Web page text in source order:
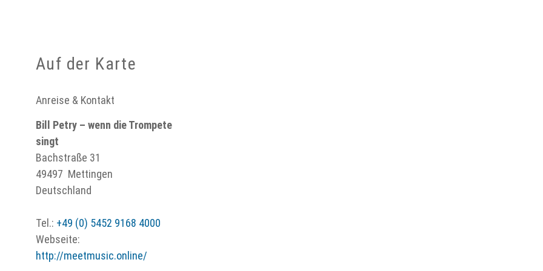
Auf der Karte
Anreise & Kontakt
Bill Petry – wenn die Trompete
singt
Bachstraße 31
49497 Mettingen
Deutschland
Tel.: +49 (0) 5452 9168 4000
Webseite:
http://meetmusic.online/